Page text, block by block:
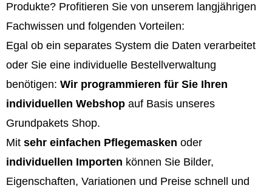
Produkte? Profitieren Sie von unserem langjährigen
Fachwissen und folgenden Vorteilen:
Egal ob ein separates System die Daten verarbeitet
oder Sie eine individuelle Bestellverwaltung
benötigen: Wir programmieren für Sie Ihren
individuellen Webshop auf Basis unseres
Grundpakets Shop.
Mit sehr einfachen Pflegemasken oder
individuellen Importen können Sie Bilder,
Eigenschaften, Variationen und Preise schnell und